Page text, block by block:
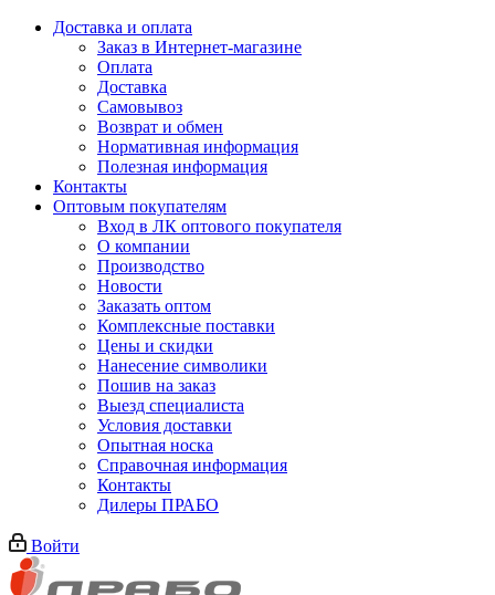
Доставка и оплата
Заказ в Интернет-магазине
Оплата
Доставка
Самовывоз
Возврат и обмен
Нормативная информация
Полезная информация
Контакты
Оптовым покупателям
Вход в ЛК оптового покупателя
О компании
Производство
Новости
Заказать оптом
Комплексные поставки
Цены и скидки
Нанесение символики
Пошив на заказ
Выезд специалиста
Условия доставки
Опытная носка
Справочная информация
Контакты
Дилеры ПРАБО
Войти